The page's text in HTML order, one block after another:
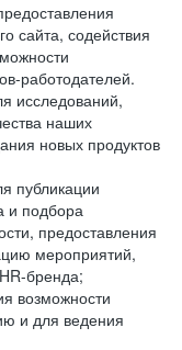
сайта, содействия
работодателей.
исследований,
наших
новых продуктов
публикации
и подбора
предоставления
мероприятий,
бренда;
возможности
и для ведения